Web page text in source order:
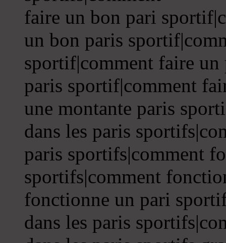
faire un bon pari
un bon paris
sportif|comment faire
paris sportif|comment
une montante paris
dans les paris
paris sportifs|comment
sportifs|comment
fonctionne un pari
dans les paris